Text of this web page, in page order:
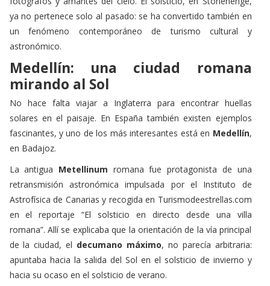
un fenómeno contemporáneo de turismo cultural y
astronómico.
Medellín: una ciudad romana
mirando al Sol
No hace falta viajar a Inglaterra para encontrar huellas
fascinantes, y uno de los más interesantes está en
La antigua
Astrofísica de Canarias y recogida en Turismodeestrellas.com
“El solsticio en directo desde una villa
. Allí se explicaba que la orientación de la vía principal
de la ciudad, el
apuntaba hacia la salida del Sol en el solsticio de invierno y
hacia su ocaso en el solsticio de verano.
Ese dato cambia por completo nuestra forma de mirar una